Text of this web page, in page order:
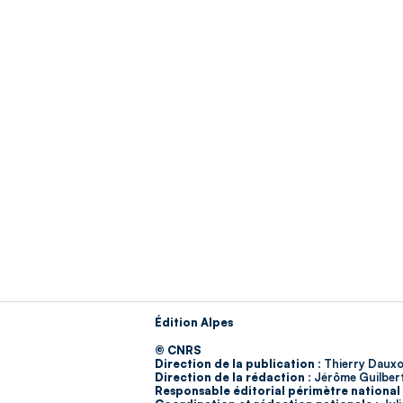
Édition Alpes
© CNRS
Direction de la publication : Thierry
Direction de la rédaction : Jérôme
Responsable éditorial périmètre national